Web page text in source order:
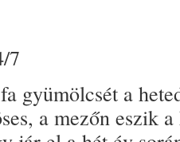
7
gyümölcsét a
a mezőn eszik